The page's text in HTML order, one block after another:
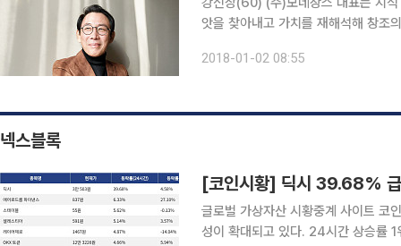
앗을 찾아내고 가치를 재해석해 창조
그가 2014년 모네상스를 창업, 고전
2018-01-02 08:55
넥스블록
[코인시황] 딕시 39.68%
글로벌 가상자산 시황중계 사이트 코
성이 확대되고 있다. 24시간 상승률 1위 딕시(DEXE)는 24시간 동안 39.68% 상승했으며, 7일 기